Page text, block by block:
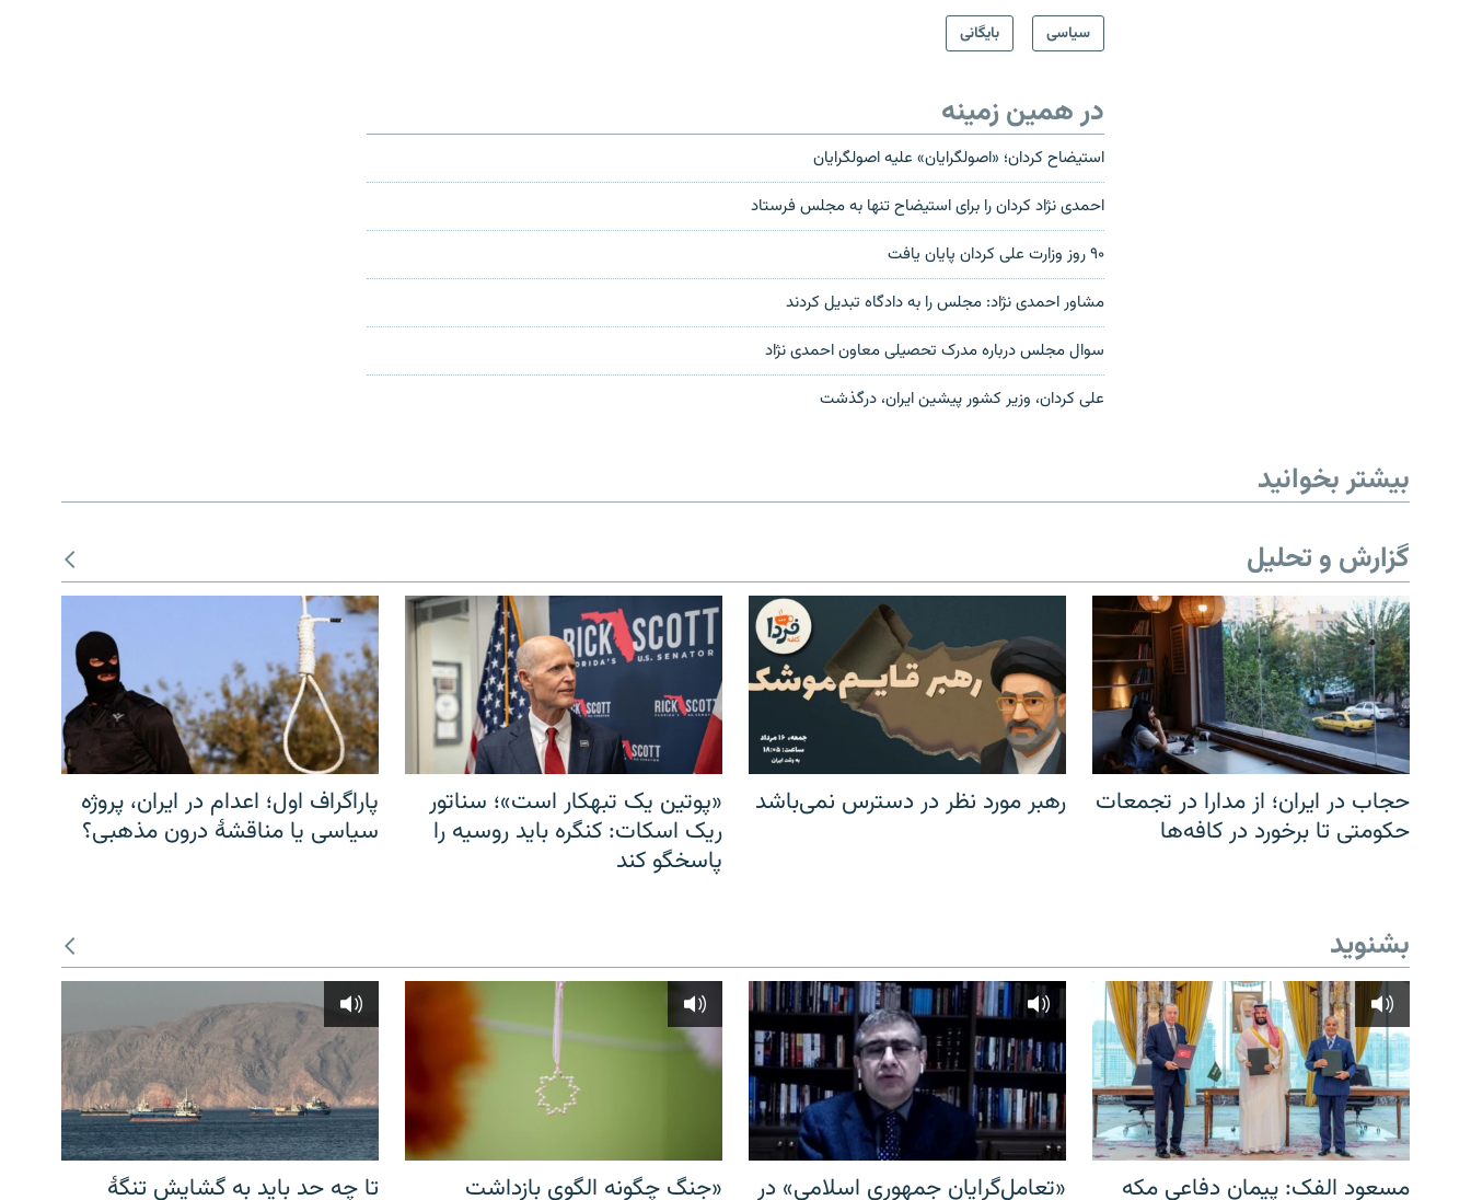
سیاسی
بایگانی
در همین زمینه
استیضاح کردان؛ «اصولگرايان» عليه اصولگرايان
احمدی نژاد کردان را برای استیضاح تنها به مجلس فرستاد
۹۰ روز وزارت علی کردان پایان یافت
مشاور احمدی نژاد: مجلس را به دادگاه تبدیل کردند
سوال مجلس درباره مدرک تحصیلی معاون احمدی نژاد
على کردان، وزیر کشور پیشین ایران، درگذشت
بیشتر بخوانید
گزارش و تحلیل
حجاب در ایران؛ از مدارا در تجمعات
حکومتی تا برخورد در کافه‌ها
رهبر مورد نظر در دسترس نمی‌باشد
«پوتین یک تبهکار است»؛ سناتور
ریک اسکات: کنگره باید روسیه را
پاسخگو کند
پاراگراف اول؛ اعدام در ایران، پروژه
سیاسی یا مناقشهٔ درون مذهبی؟
بشنوید
مسعود الفک: پیمان دفاعی مکه
«تعامل‌گرایان جمهوری اسلامی» در
«جنگ چگونه الگوی بازداشت
تا چه حد باید به گشایش تنگهٔ